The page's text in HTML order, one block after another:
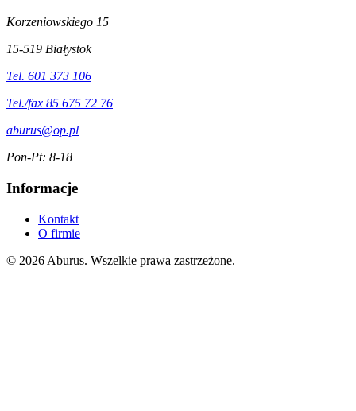
Korzeniowskiego 15
15-519 Białystok
Tel. 601 373 106
Tel./fax 85 675 72 76
aburus@op.pl
Pon-Pt: 8-18
Informacje
Kontakt
O firmie
© 2026 Aburus. Wszelkie prawa zastrzeżone.